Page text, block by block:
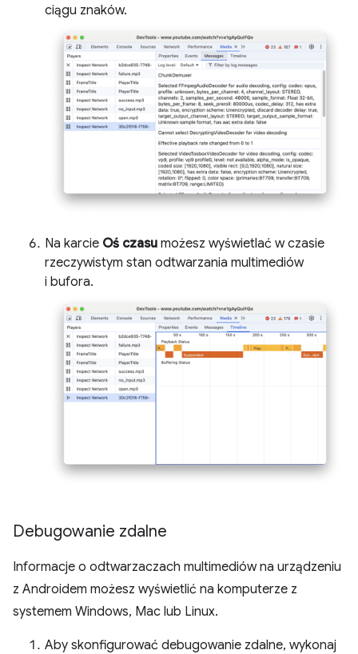
ciągu znaków.
Na karcie Oś czasu możesz wyświetlać w czasie
rzeczywistym stan odtwarzania multimediów
i bufora.
Debugowanie zdalne
Informacje o odtwarzaczach multimediów na urządzeniu
z Androidem możesz wyświetlić na komputerze z
systemem Windows, Mac lub Linux.
Aby skonfigurować debugowanie zdalne, wykonaj